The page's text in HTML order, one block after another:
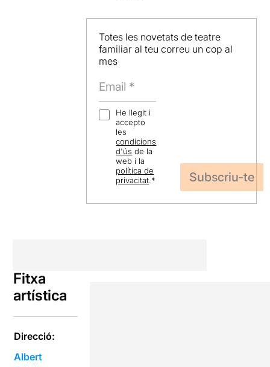
Totes les novetats de teatre
familiar al teu correu un cop al
mes
He llegit i
accepto
les
condicions
d'ús de la
web i la
política de
privacitat.*
Fitxa
artística
Direcció:
Albert